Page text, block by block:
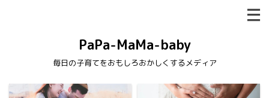
PaPa-MaMa-baby
毎日の子育てをおもしろおかしくするメディア